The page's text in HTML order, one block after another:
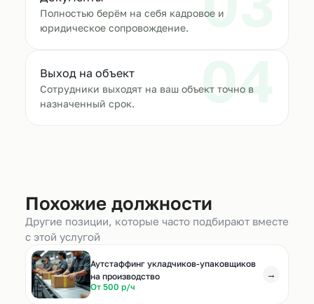
Полностью берём на себя кадровое и
юридическое сопровождение.
04
Выход на объект
Сотрудники выходят на ваш объект точно в
назначенный срок.
Похожие должности
Другие позиции, которые часто подбирают вместе
с этой услугой
Аутстаффинг укладчиков-упаковщиков
на производство
От 500 р/ч
→